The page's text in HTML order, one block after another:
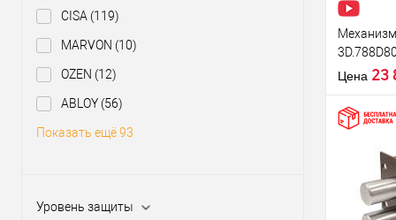
CISA (119)
MARVON (10)
OZEN (12)
ABLOY (56)
Показать ещё 93
Уровень защиты
правый
Цена 23
Купить
клик